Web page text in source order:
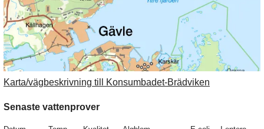
Karta/vägbeskrivning till Konsumbadet-Brädviken
Senaste vattenprover